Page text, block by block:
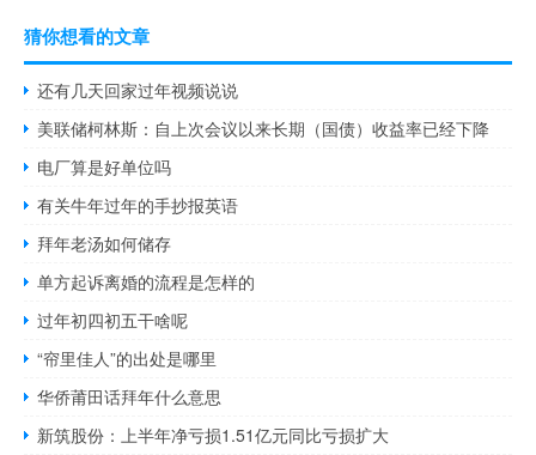
猜你想看的文章
还有几天回家过年视频说说
美联储柯林斯：自上次会议以来长期（国债）收益率已经下降
电厂算是好单位吗
有关牛年过年的手抄报英语
拜年老汤如何储存
单方起诉离婚的流程是怎样的
过年初四初五干啥呢
“帘里佳人”的出处是哪里
华侨莆田话拜年什么意思
新筑股份：上半年净亏损1.51亿元同比亏损扩大